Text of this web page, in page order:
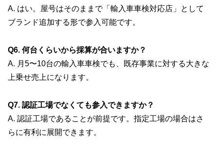
A. はい。屋号はそのままで「輸入車車検対応店」として
ブランド追加する形で参入可能です。
Q6. 何台くらいから採算が合いますか？
A. 月5〜10台の輸入車車検でも、既存事業に対する大きな
上乗せ売上になります。
Q7. 認証工場でなくても参入できますか？
A. 認証工場であることが前提です。指定工場の場合はさ
らに有利に展開できます。